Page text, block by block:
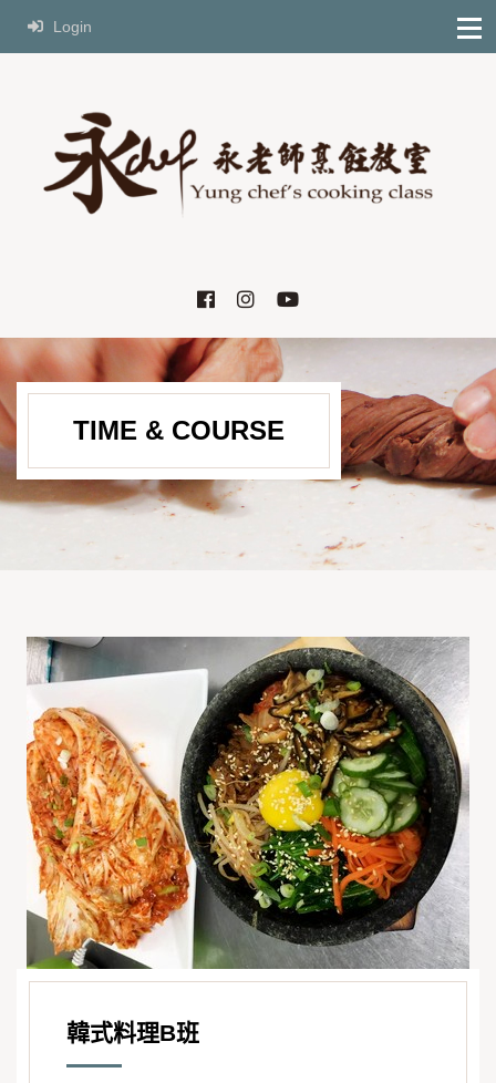
Login
TIME & COURSE
韓式料理B班